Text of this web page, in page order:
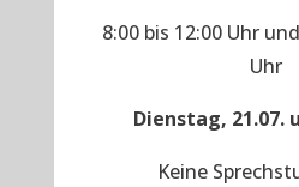
8:00 bis 12:00 Uhr
Uhr
Dienstag, 21.07.
Keine